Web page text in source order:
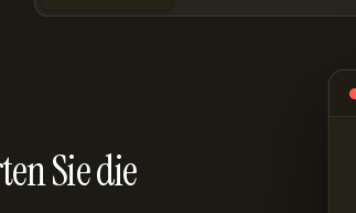
Sie die